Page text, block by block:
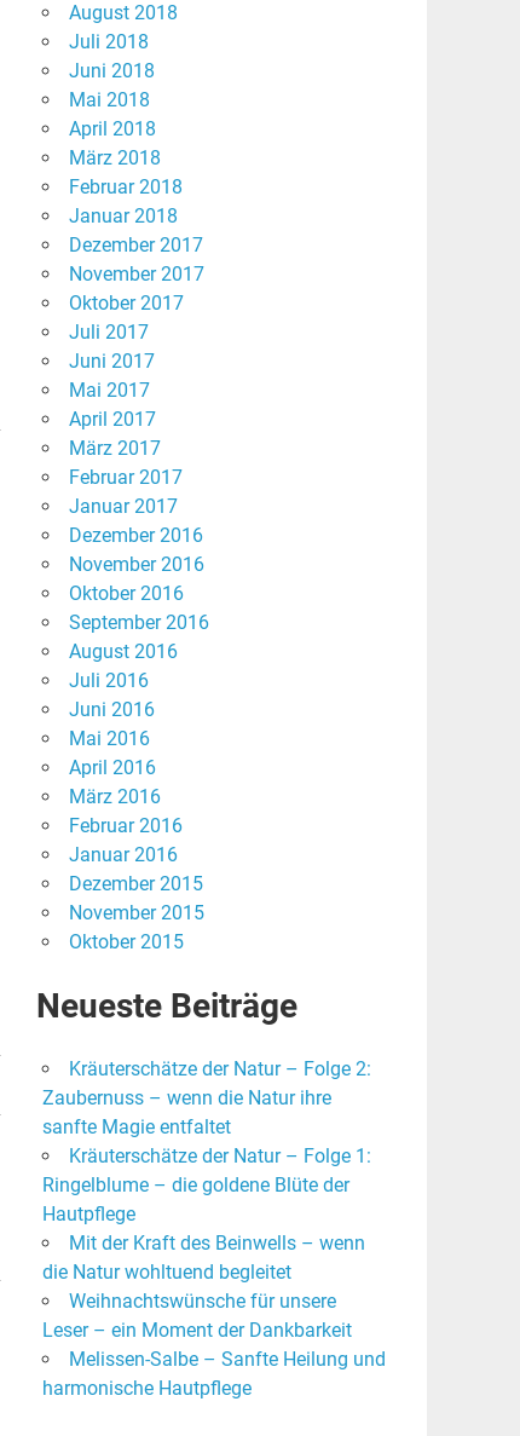
August 2018
Juli 2018
Juni 2018
Mai 2018
April 2018
März 2018
Februar 2018
Januar 2018
Dezember 2017
November 2017
Oktober 2017
Juli 2017
Juni 2017
Mai 2017
April 2017
März 2017
Februar 2017
Januar 2017
Dezember 2016
November 2016
Oktober 2016
September 2016
August 2016
Juli 2016
Juni 2016
Mai 2016
April 2016
März 2016
Februar 2016
Januar 2016
Dezember 2015
November 2015
Oktober 2015
Neueste Beiträge
Kräuterschätze der Natur – Folge 2:
Zaubernuss – wenn die Natur ihre
sanfte Magie entfaltet
Kräuterschätze der Natur – Folge 1:
Ringelblume – die goldene Blüte der
Hautpflege
Mit der Kraft des Beinwells – wenn
die Natur wohltuend begleitet
Weihnachtswünsche für unsere
Leser – ein Moment der Dankbarkeit
Melissen-Salbe – Sanfte Heilung und
harmonische Hautpflege